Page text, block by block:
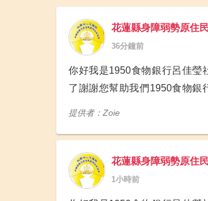
花蓮縣身障弱勢原住民關懷服務
36分鐘前
你好我是1950食物銀行呂佳瑩
了謝謝您幫助我們1950食物銀
吉
提供者：Zoie
花蓮縣身障弱勢原住民關懷服務
1小時前